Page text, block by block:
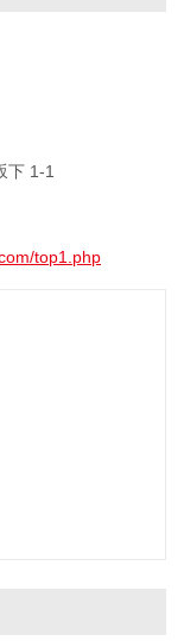
下 1-1
top1.php